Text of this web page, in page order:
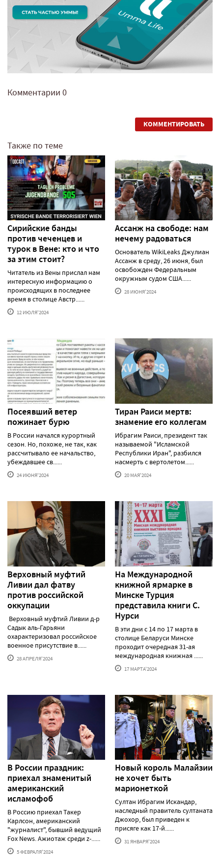
Комментарии 0
КОММЕНТИРОВАТЬ
Также по теме
Сирийские банды
против чеченцев и
турок в Вене: кто и что
за этим стоит?
Читатель из Вены прислал нам
интересную информацию о
происходящих в последнее
время в столице Австр......
12 ИЮЛЯ'2024
Ассанж на свободе: нам
нечему радоваться
Основатель WikiLeaks Джулиан
Ассанж в среду, 26 июня, был
освобожден Федеральным
окружным судом США......
28 ИЮНЯ'2024
Посеявший ветер
пожинает бурю
В России начался курортный
сезон. Но, похоже, не так, как
рассчитывало ее начальство,
убеждавшее св......
24 ИЮНЯ'2024
Тиран Раиси мертв:
знамение его коллегам
Ибрагим Раиси, президент так
называемой "Исламской
Республики Иран", разбился
насмерть с вертолетом......
20 МАЯ'2024
Верховный муфтий
Ливии дал фатву
против российской
оккупации
Верховный муфтий Ливии д-р
Садык аль-Гарьяни
охарактеризовал российское
военное присутствие в......
28 АПРЕЛЯ'2024
На Международной
книжной ярмарке в
Минске Турция
представила книги С.
Нурси
В эти дни с 14 по 17 марта в
столице Беларуси Минске
проходит очередная 31-ая
международная книжная ......
17 МАРТА'2024
В России праздник:
приехал знаменитый
американский
исламофоб
В Россию приехал Такер
Карлсон, американский
"журналист", бывший ведущий
Fox News. Ажиотаж среди z-......
5 ФЕВРАЛЯ'2024
Новый король Малайзии
не хочет быть
марионеткой
Султан Ибрагим Искандар,
наследный правитель султаната
Джохор, был приведен к
присяге как 17-й......
31 ЯНВАРЯ'2024